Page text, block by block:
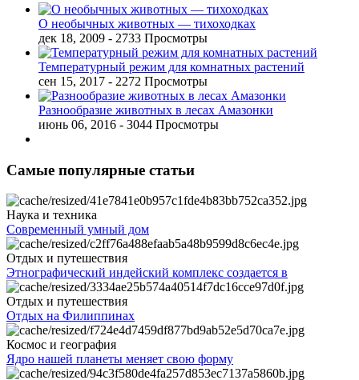
О необычных животных — тихоходках
дек 18, 2009 - 2733 Просмотры
Температурный режим для комнатных растений
сен 15, 2017 - 2272 Просмотры
Разнообразие животных в лесах Амазонки
июнь 06, 2016 - 3044 Просмотры
Самые популярные статьи
Наука и техника
Современный умный дом
Отдых и путешествия
Этнографический индейский комплекс создается в
Отдых и путешествия
Отдых на Филиппинах
Космос и география
Ядро нашей планеты меняет свою форму